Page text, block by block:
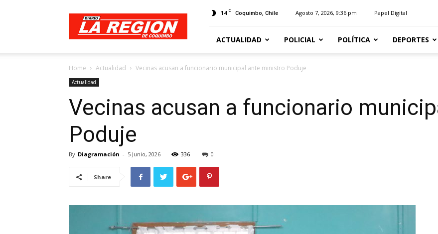
Diario
Región
14 C Coquimbo, Chile Agosto 7, 2026, 9:36 pm Papel Digital
ACTUALIDAD POLICIAL POLÍTICA DEPORTES
Home Actualidad Vecinas acusan a funcionario municipal ante ministro Poduje
Actualidad
Vecinas acusan a funcionario
Poduje
By Diagramación - 5 Junio, 2026 336 0
Share